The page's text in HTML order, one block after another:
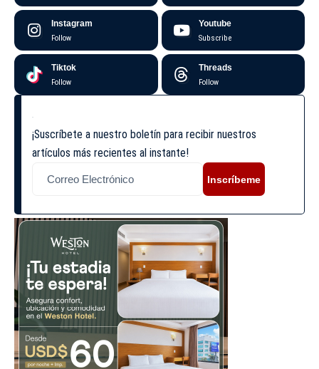
Instagram
Follow
Youtube
Subscribe
Tiktok
Follow
Threads
Follow
¡Suscríbete a nuestro boletín para recibir nuestros
artículos más recientes al instante!
Inscríbeme